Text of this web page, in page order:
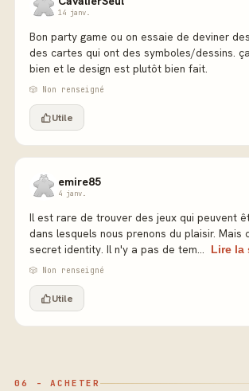
14 janv.
Bon party game ou on essaie de deviner
des cartes qui ont des symboles/dessins.
bien et le design est plutôt bien fait.
🎲 Non renseigné
Utile
emire85
4 janv.
Il est rare de trouver des jeux qui peuvent
dans lesquels nous prenons du plaisir. Mais
secret identity. Il n'y a pas de tem...
Lire la
🎲 Non renseigné
Utile
06 - ACHETER